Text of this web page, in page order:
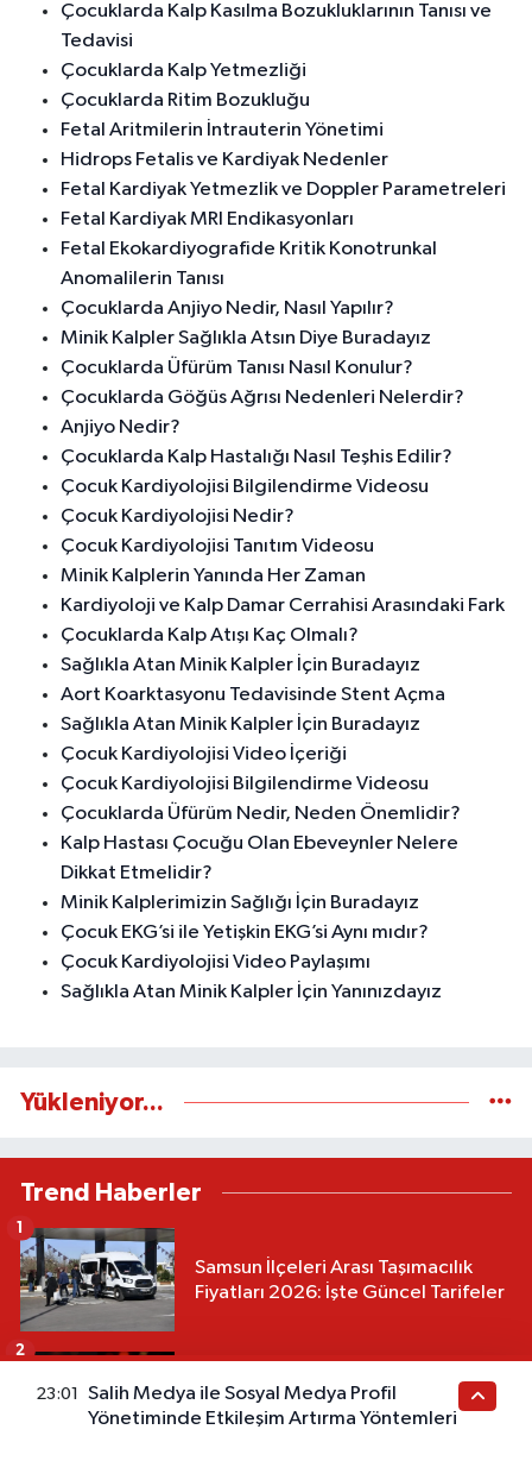
Çocuklarda Kalp Kasılma Bozukluklarının Tanısı ve
Tedavisi
Çocuklarda Kalp Yetmezliği
Çocuklarda Ritim Bozukluğu
Fetal Aritmilerin İntrauterin Yönetimi
Hidrops Fetalis ve Kardiyak Nedenler
Fetal Kardiyak Yetmezlik ve Doppler Parametreleri
Fetal Kardiyak MRI Endikasyonları
Fetal Ekokardiyografide Kritik Konotrunkal
Anomalilerin Tanısı
Çocuklarda Anjiyo Nedir, Nasıl Yapılır?
Minik Kalpler Sağlıkla Atsın Diye Buradayız
Çocuklarda Üfürüm Tanısı Nasıl Konulur?
Çocuklarda Göğüs Ağrısı Nedenleri Nelerdir?
Anjiyo Nedir?
Çocuklarda Kalp Hastalığı Nasıl Teşhis Edilir?
Çocuk Kardiyolojisi Bilgilendirme Videosu
Çocuk Kardiyolojisi Nedir?
Çocuk Kardiyolojisi Tanıtım Videosu
Minik Kalplerin Yanında Her Zaman
Kardiyoloji ve Kalp Damar Cerrahisi Arasındaki Fark
Çocuklarda Kalp Atışı Kaç Olmalı?
Sağlıkla Atan Minik Kalpler İçin Buradayız
Aort Koarktasyonu Tedavisinde Stent Açma
Sağlıkla Atan Minik Kalpler İçin Buradayız
Çocuk Kardiyolojisi Video İçeriği
Çocuk Kardiyolojisi Bilgilendirme Videosu
Çocuklarda Üfürüm Nedir, Neden Önemlidir?
Kalp Hastası Çocuğu Olan Ebeveynler Nelere
Dikkat Etmelidir?
Minik Kalplerimizin Sağlığı İçin Buradayız
Çocuk EKG’si ile Yetişkin EKG’si Aynı mıdır?
Çocuk Kardiyolojisi Video Paylaşımı
Sağlıkla Atan Minik Kalpler İçin Yanınızdayız
Yükleniyor...
Trend Haberler
Samsun İlçeleri Arası Taşımacılık
Fiyatları 2026: İşte Güncel Tarifeler
1
Viski fiyatları 2026 | Güncel Net
Fiyatlar
2
23:01
Salih Medya ile Sosyal Medya Profil
Yönetiminde Etkileşim Artırma Yöntemleri